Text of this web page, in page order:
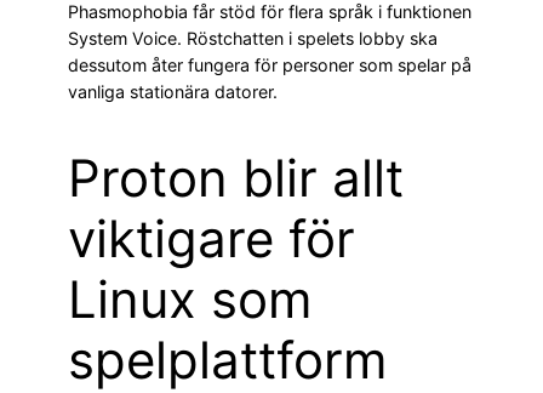
Phasmophobia får stöd för flera språk i funktionen
System Voice. Röstchatten i spelets lobby ska
dessutom åter fungera för personer som spelar på
vanliga stationära datorer.
Proton blir allt
viktigare för
Linux som
spelplattform